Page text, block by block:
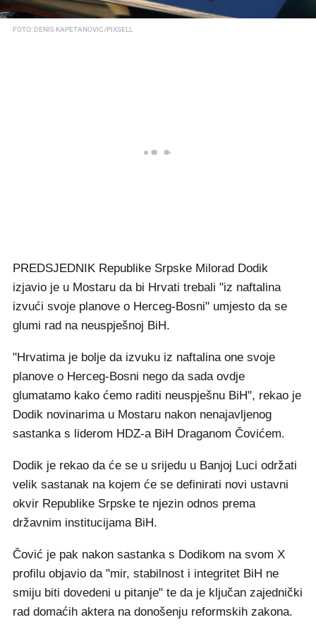
FOTO: DENIS KAPETANOVIC/PIXSELL
PREDSJEDNIK Republike Srpske Milorad Dodik
izjavio je u Mostaru da bi Hrvati trebali "iz naftalina
izvući svoje planove o Herceg-Bosni" umjesto da se
glumi rad na neuspješnoj BiH.
"Hrvatima je bolje da izvuku iz naftalina one svoje
planove o Herceg-Bosni nego da sada ovdje
glumatamo kako ćemo raditi neuspješnu BiH", rekao je
Dodik novinarima u Mostaru nakon nenajavljenog
sastanka s liderom HDZ-a BiH Draganom Čovićem.
Dodik je rekao da će se u srijedu u Banjoj Luci održati
velik sastanak na kojem će se definirati novi ustavni
okvir Republike Srpske te njezin odnos prema
državnim institucijama BiH.
Čović je pak nakon sastanka s Dodikom na svom X
profilu objavio da "mir, stabilnost i integritet BiH ne
smiju biti dovedeni u pitanje" te da je ključan zajednički
rad domaćih aktera na donošenju reformskih zakona.